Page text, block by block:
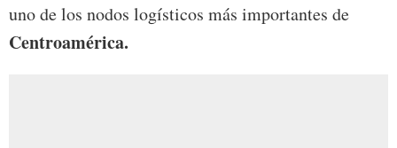
uno de los nodos logísticos más importantes de
Centroamérica.